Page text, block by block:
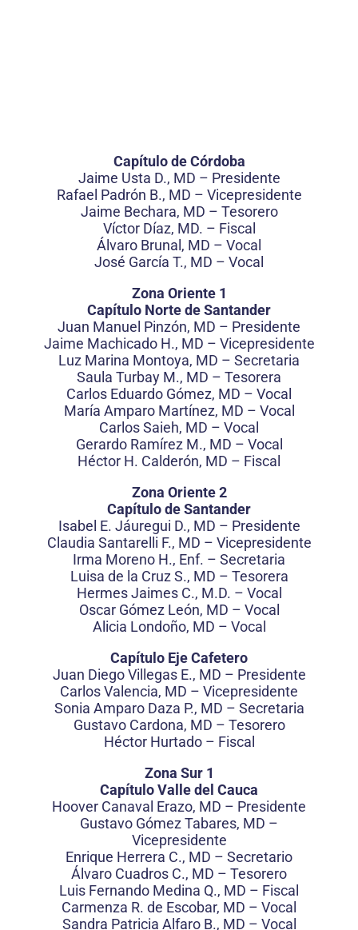
Capítulo de Córdoba
Jaime Usta D., MD – Presidente
Rafael Padrón B., MD – Vicepresidente
Jaime Bechara, MD – Tesorero
Víctor Díaz, MD. – Fiscal
Álvaro Brunal, MD – Vocal
José García T., MD – Vocal
Zona Oriente 1
Capítulo Norte de Santander
Juan Manuel Pinzón, MD – Presidente
Jaime Machicado H., MD – Vicepresidente
Luz Marina Montoya, MD – Secretaria
Saula Turbay M., MD – Tesorera
Carlos Eduardo Gómez, MD – Vocal
María Amparo Martínez, MD – Vocal
Carlos Saieh, MD – Vocal
Gerardo Ramírez M., MD – Vocal
Héctor H. Calderón, MD – Fiscal
Zona Oriente 2
Capítulo de Santander
Isabel E. Jáuregui D., MD – Presidente
Claudia Santarelli F., MD – Vicepresidente
Irma Moreno H., Enf. – Secretaria
Luisa de la Cruz S., MD – Tesorera
Hermes Jaimes C., M.D. – Vocal
Oscar Gómez León, MD – Vocal
Alicia Londoño, MD – Vocal
Capítulo Eje Cafetero
Juan Diego Villegas E., MD – Presidente
Carlos Valencia, MD – Vicepresidente
Sonia Amparo Daza P., MD – Secretaria
Gustavo Cardona, MD – Tesorero
Héctor Hurtado – Fiscal
Zona Sur 1
Capítulo Valle del Cauca
Hoover Canaval Erazo, MD – Presidente
Gustavo Gómez Tabares, MD –
Vicepresidente
Enrique Herrera C., MD – Secretario
Álvaro Cuadros C., MD – Tesorero
Luis Fernando Medina Q., MD – Fiscal
Carmenza R. de Escobar, MD – Vocal
Sandra Patricia Alfaro B., MD – Vocal